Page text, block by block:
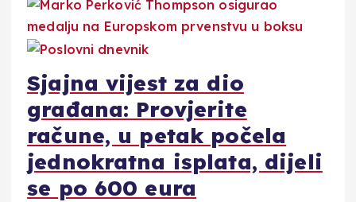
Sjajna vijest za dio
građana: Provjerite
račune, u petak počela
jednokratna isplata, dijeli
se po 600 eura